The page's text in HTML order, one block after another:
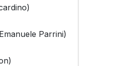
Parrini)